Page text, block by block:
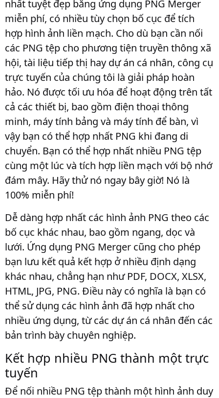
nhất tuyệt đẹp bằng ứng dụng PNG Merger
miễn phí, có nhiều tùy chọn bố cục để tích
hợp hình ảnh liền mạch. Cho dù bạn cần nối
các PNG tệp cho phương tiện truyền thông xã
hội, tài liệu tiếp thị hay dự án cá nhân, công cụ
trực tuyến của chúng tôi là giải pháp hoàn
hảo. Nó được tối ưu hóa để hoạt động trên tất
cả các thiết bị, bao gồm điện thoại thông
minh, máy tính bảng và máy tính để bàn, vì
vậy bạn có thể hợp nhất PNG khi đang di
chuyển. Bạn có thể hợp nhất nhiều PNG tệp
cùng một lúc và tích hợp liền mạch với bộ nhớ
đám mây. Hãy thử nó ngay bây giờ! Nó là
100% miễn phí!
Dễ dàng hợp nhất các hình ảnh PNG theo các
bố cục khác nhau, bao gồm ngang, dọc và
lưới. Ứng dụng PNG Merger cũng cho phép
bạn lưu kết quả kết hợp ở nhiều định dạng
khác nhau, chẳng hạn như PDF, DOCX, XLSX,
HTML, JPG, PNG. Điều này có nghĩa là bạn có
thể sử dụng các hình ảnh đã hợp nhất cho
nhiều ứng dụng, từ các dự án cá nhân đến các
bản trình bày chuyên nghiệp.
Kết hợp nhiều PNG thành một trực
tuyến
Để nối nhiều PNG tệp thành một hình ảnh duy